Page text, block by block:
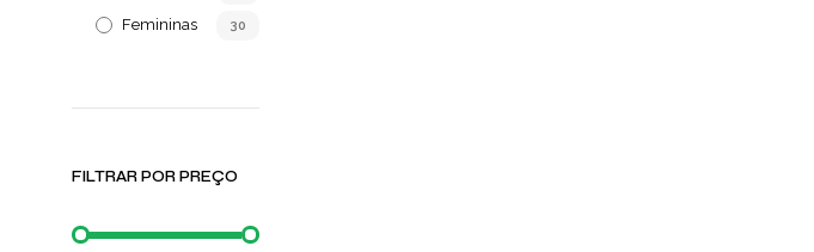
Femininas 30
FILTRAR POR PREÇO